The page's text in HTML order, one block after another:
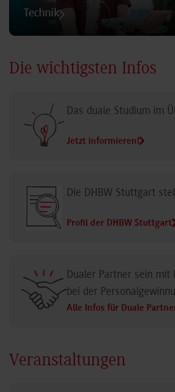
Technik
Die wichtigsten Infos
Das duale Studium im
Jetzt informieren!
Die DHBW Stuttgart
Profil der DHBW Stuttgart
Dualer Partner sein mit
bei der
Alle Infos für Duale
Veranstaltungen